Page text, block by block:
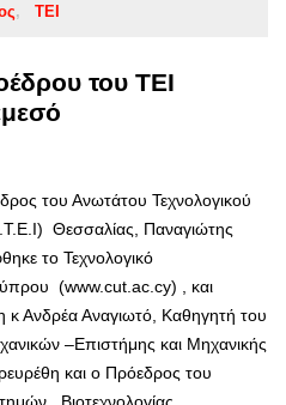
ΤΕΙ
του ΤΕΙ
του Ανωτάτου Τεχνολογικού
Θεσσαλίας, Παναγιώτης
το Τεχνολογικό
(www.cut.ac.cy) , και
κ Ανδρέα Αναγιωτό, Καθηγητή του
–Επιστήμης και Μηχανικής
και ο Πρόεδρος του
, Βιοτεχνολογίας …